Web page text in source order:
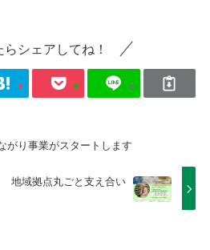
らシェアしてね！
がり事業がスタートします
地域拠点丸ごと支え合い